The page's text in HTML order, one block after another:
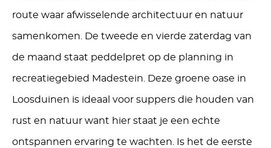
route waar afwisselende architectuur en natuur
samenkomen. De tweede en vierde zaterdag van
de maand staat peddelpret op de planning in
recreatiegebied Madestein. Deze groene oase in
Loosduinen is ideaal voor suppers die houden van
rust en natuur want hier staat je een echte
ontspannen ervaring te wachten. Is het de eerste